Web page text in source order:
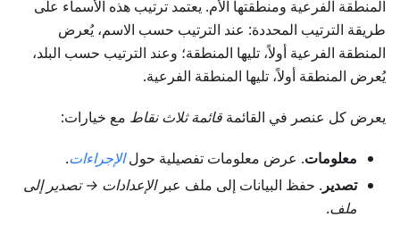
المنطقة الفرعية ومنطقتها الأم. يعتمد ترتيب هذه الأسماء على
طريقة الترتيب المحددة: عند الترتيب حسب الاسم، يُعرض
المنطقة الفرعية أولاً، تليها المنطقة؛ وعند الترتيب حسب البلد،
يُعرض المنطقة أولاً، تليها المنطقة الفرعية.
يعرض كل عنصر في القائمة قائمة ثلاث نقاط مع خيارات:
معلومات. عرض معلومات تفصيلية حولالإجراءات.
تصدير . حفظ البيانات إلى ملف عبرالإعدادات → تصدير إلى
ملف.